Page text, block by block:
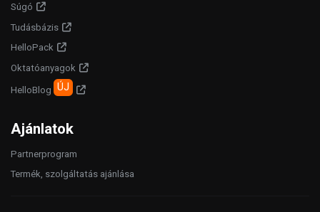
Súgó
Tudásbázis
HelloPack
Oktatóanyagok
HelloBlog ÚJ
Ajánlatok
Partnerprogram
Termék, szolgáltatás ajánlása